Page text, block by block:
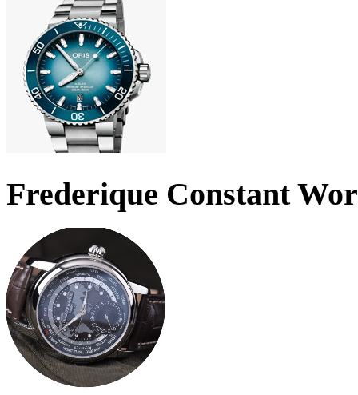
Frederique Constant